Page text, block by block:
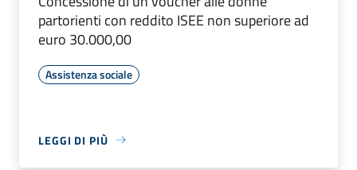
partorienti con reddito ISEE non superiore ad
euro 30.000,00
Assistenza sociale
LEGGI DI PIÙ